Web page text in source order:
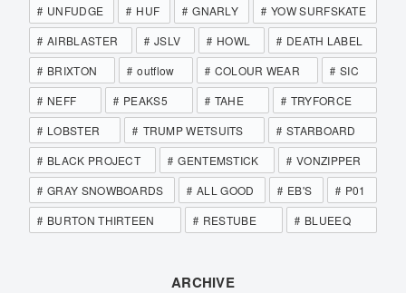
UNFUDGE
HUF GNARLY
YOW SURFSKATE
AIRBLASTER
JSLV HOWL
DEATH LABEL
BRIXTON
outflow COLOUR WEAR
SIC
NEFF
PEAKS5 TAHE
TRYFORCE
LOBSTER
TRUMP WETSUITS
STARBOARD
BLACK PROJECT
GENTEMSTICK
VONZIPPER
GRAY SNOWBOARDS
ALL GOOD EB'S
P01
BURTON THIRTEEN
RESTUBE BLUEEQ
ARCHIVE